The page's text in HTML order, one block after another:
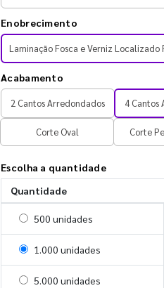
Enobrecimento
Laminação Fosca e Verniz Localizado
Acabamento
2 Cantos Arredondados 4 Cantos
Corte Oval Corte
Escolha a quantidade
Quantidade
Selecionar 500 unidades
500 unidades
Selecionar 1000 unidades
1.000 unidades
Selecionar 5000 unidades
5.000 unidades